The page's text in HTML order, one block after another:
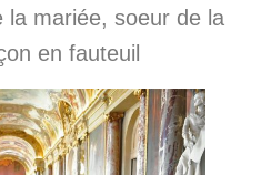
la mariée, soeur de la
en fauteuil